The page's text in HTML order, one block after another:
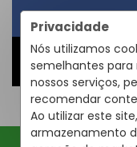
Privacidade
Nós utilizamos
semelhantes para
nossos serviços,
recomendar
Ao utilizar este
armazenamento